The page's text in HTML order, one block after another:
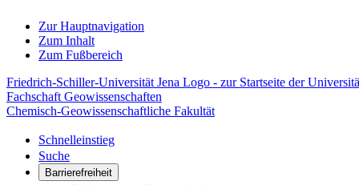
Zur Hauptnavigation
Zum Inhalt
Zum Fußbereich
Friedrich-Schiller-Universität Jena Logo - zur Startseite der
Fachschaft Geowissenschaften
Chemisch-Geowissenschaftliche Fakultät
Schnelleinstieg
Suche
Barrierefreiheit